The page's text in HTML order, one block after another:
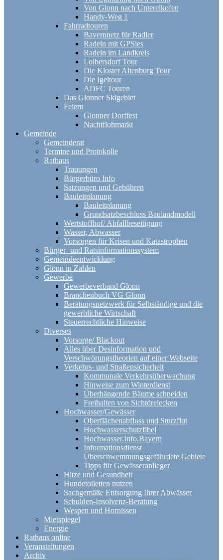
Von Glonn nach Unterelkofen
Handy-Weg 1
Fahrradtouren
Bayernnetz für Radler
Radeln mit GPSies
Radeln im Landkreis
Loibersdorf Tour
Die Kloster Altenburg Tour
Die Igeltour
ADFC Touren
Das Glonner Skigebiet
Feiern
Glonner Dorffest
Nachtflohmarkt
Gemeinde
Gemeinderat
Termine und Protokolle
Rathaus
Trauungen
Bürgerbüro Info
Satzungen und Gebühren
Bauleitplanung
Bauleitplanung
Grundsatzbeschluss Baulandmodell
Wertstoffhof/ Abfallbeseitigung
Wasser, Abwasser
Vorsorgen für Krisen und Katastrophen
Bürger- und Ratsinformationssystem
Gemeindeentwicklung
Glonn in Zahlen
Gewerbe
Gewerbeverband Glonn
Branchenbuch VG Glonn
Beratungsnetzwerk für Selbständige und die
gewerbliche Wirtschaft
Steuerrechtliche Hinweise
Diverses
Vorsorge/ Blackout
Alles über Desinformation und
Verschwörungstheorien auf einer Webseite
Verkehrs- und Straßensicherheit
Kommunale Verkehrsüberwachung
Hinweise zum Winterdienst
Überhängende Bäume schneiden
Freihalten von Sichtdreiecken
Hochwasser/Gewässer
Oberflächenabfluss und Sturzflut
Hochwasserschutzfibel
Hochwasser.Info.Bayern
Informationsdienst
Überschwemmungsgefährdete Gebiete
Tipps für Gewässeranlieger
Hitze und Gesundheit
Hundetoiletten nutzen
Sachgemäße Entsorgung Ihrer Abwässer
Schulden-Insolvenz-Beratung
Wespen und Hornissen
Mietspiegel
Energie
Rathaus online
Veranstaltungen
Archiv